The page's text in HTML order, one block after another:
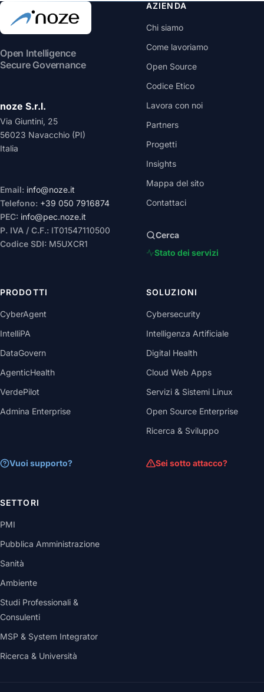
Open Intelligence
Secure Governance
noze S.r.l.
Via Giuntini, 25
56023 Navacchio (PI)
Italia
Email: info@noze.it
Telefono: +39 050 7916874
PEC: info@pec.noze.it
P. IVA / C.F.: IT01547110500
Codice SDI: M5UXCR1
AZIENDA
Chi siamo
Come lavoriamo
Open Source
Codice Etico
Lavora con noi
Partners
Progetti
Insights
Mappa del sito
Contattaci
Cerca
Stato dei servizi
PRODOTTI
CyberAgent
IntelliPA
DataGovern
AgenticHealth
VerdePilot
Admina Enterprise
Vuoi supporto?
SOLUZIONI
Cybersecurity
Intelligenza Artificiale
Digital Health
Cloud Web Apps
Servizi & Sistemi Linux
Open Source Enterprise
Ricerca & Sviluppo
Sei sotto attacco?
SETTORI
PMI
Pubblica Amministrazione
Sanità
Ambiente
Studi Professionali &
Consulenti
MSP & System Integrator
Ricerca & Università